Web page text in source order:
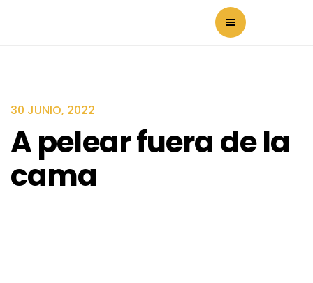
30 JUNIO, 2022
A pelear fuera de la
cama